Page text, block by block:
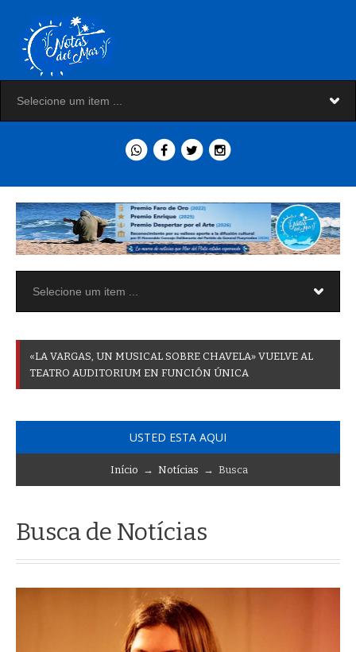
«LA VARGAS UN MUSICAL SOBRE CHAVELA» VUELVE AL
TEATRO AUDITORIUM EN FUNCIÓN ÚNICA
USTED ESTA AQUI
Início → Notícias → Busca
Busca de Notícias